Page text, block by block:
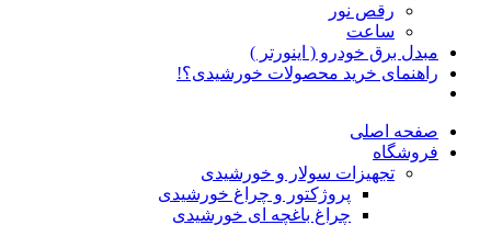
رقص نور
ساعت
مبدل برق خودرو ( اینورتر )
راهنمای خرید محصولات خورشیدی؟!
صفحه اصلی
فروشگاه
تجهیزات سولار و خورشیدی
پروژکتور و چراغ خورشیدی
چراغ باغچه ای خورشیدی